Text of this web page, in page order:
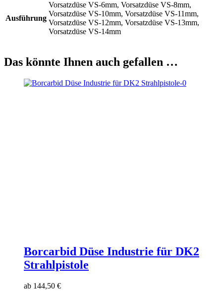
Ausführung
Vorsatzdüse VS-6mm, Vorsatzdüse VS-8mm,
Vorsatzdüse VS-10mm, Vorsatzdüse VS-11mm,
Vorsatzdüse VS-12mm, Vorsatzdüse VS-13mm,
Vorsatzdüse VS-14mm
Das könnte Ihnen auch gefallen …
Borcarbid Düse Industrie für DK2
Strahlpistole
ab 144,50 €